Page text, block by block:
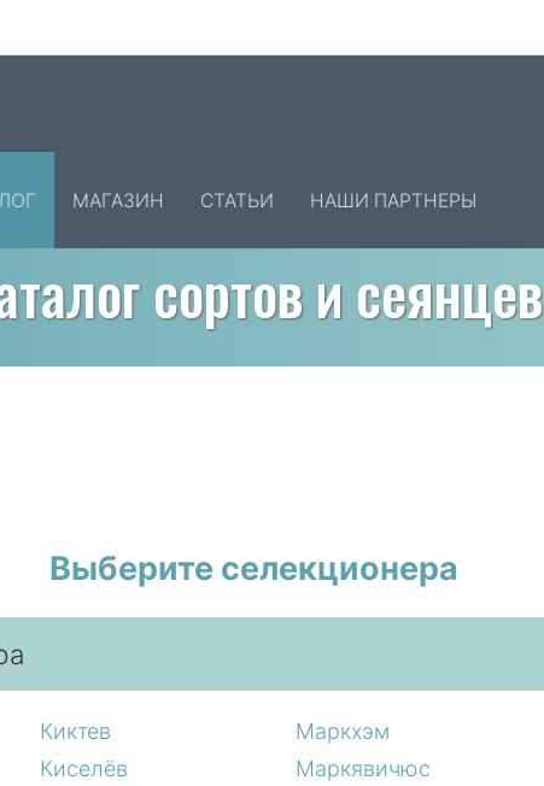
МАГАЗИН СТАТЬИ НАШИ ПАРТНЕРЫ
сортов и сеянцев
Выберите селекционера
Киктев
Киселёв
Маркхэм
Маркявичюс